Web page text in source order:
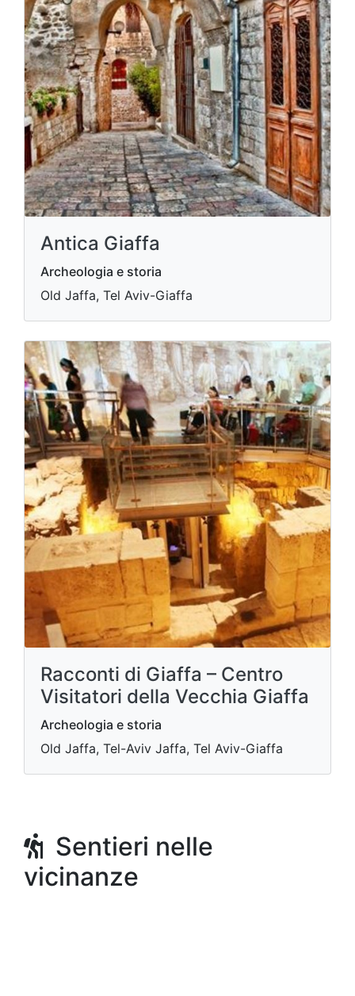
Antica Giaffa
Archeologia e storia
Old Jaffa, Tel Aviv-Giaffa
Racconti di Giaffa – Centro
Visitatori della Vecchia Giaffa
Archeologia e storia
Old Jaffa, Tel-Aviv Jaffa, Tel Aviv-Giaffa
Sentieri nelle
vicinanze